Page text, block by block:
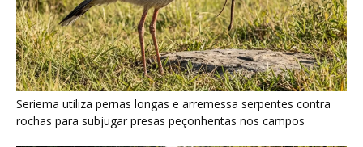
Ariranha sincroniza caça coletiva com vocalização subaquática
e cerca cardumes em rios rasos da Amazônia